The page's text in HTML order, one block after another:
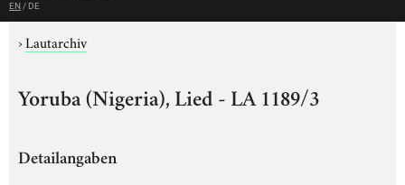
EN / DE
›Lautarchiv
Yoruba (Nigeria), Lied - LA 1189/3
Detailangaben